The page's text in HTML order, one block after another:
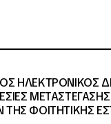
ΗΛΕΚΤΡΟΝΙΚΟΣ
ΤΗΣ ΦΟΙΤΗΤΙΚΗΣ